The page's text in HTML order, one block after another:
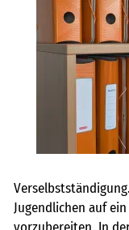
Jugendlichen auf